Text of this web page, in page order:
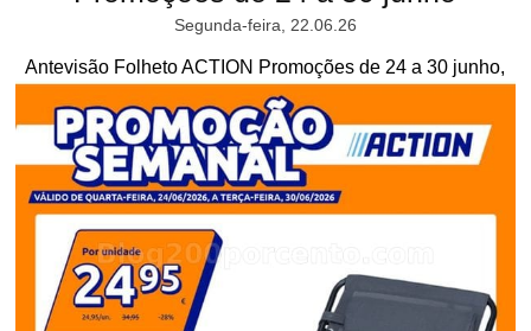
Segunda-feira, 22.06.26
Antevisão Folheto ACTION Promoções de 24 a 30 junho,